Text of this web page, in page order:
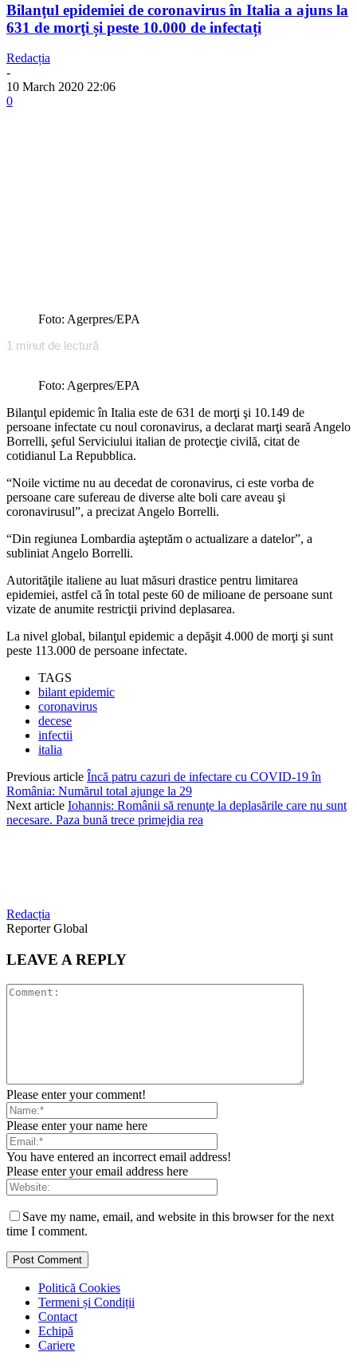
Bilanţul epidemiei de coronavirus în Italia a ajuns la
631 de morţi și peste 10.000 de infectați
Redacția
-
10 March 2020 22:06
0
Foto: Agerpres/EPA
1 minut de lectură
Foto: Agerpres/EPA
Bilanţul epidemic în Italia este de 631 de morţi şi 10.149 de
persoane infectate cu noul coronavirus, a declarat marţi seară Angelo
Borrelli, şeful Serviciului italian de protecţie civilă, citat de
cotidianul La Repubblica.
“Noile victime nu au decedat de coronavirus, ci este vorba de
persoane care sufereau de diverse alte boli care aveau şi
coronavirusul”, a precizat Angelo Borrelli.
“Din regiunea Lombardia aşteptăm o actualizare a datelor”, a
subliniat Angelo Borrelli.
Autorităţile italiene au luat măsuri drastice pentru limitarea
epidemiei, astfel că în total peste 60 de milioane de persoane sunt
vizate de anumite restricţii privind deplasarea.
La nivel global, bilanţul epidemic a depăşit 4.000 de morţi şi sunt
peste 113.000 de persoane infectate.
TAGS
bilant epidemic
coronavirus
decese
infectii
italia
Previous article Încă patru cazuri de infectare cu COVID-19 în
România: Numărul total ajunge la 29
Next article Iohannis: Românii să renunţe la deplasările care nu sunt
necesare. Paza bună trece primejdia rea
Redacția
Reporter Global
LEAVE A REPLY
Please enter your comment!
Please enter your name here
You have entered an incorrect email address!
Please enter your email address here
Save my name, email, and website in this browser for the next
time I comment.
Politică Cookies
Termeni și Condiții
Contact
Echipă
Cariere